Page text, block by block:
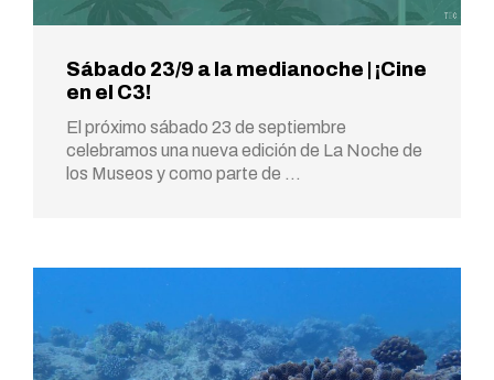
Sábado 23/9 a la medianoche | ¡Cine
en el C3!
El próximo sábado 23 de septiembre
celebramos una nueva edición de La Noche de
los Museos y como parte de …